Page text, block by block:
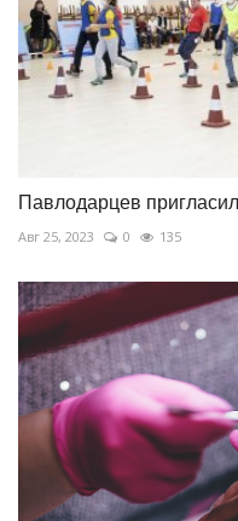
Павлодарцев
Авг 25, 2023 0 135